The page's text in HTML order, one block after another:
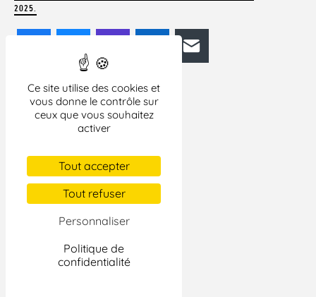
Ce site utilise des cookies et
vous donne le contrôle sur
ceux que vous souhaitez
activer
Tout accepter
Tout refuser
Personnaliser
Politique de
confidentialité
2025.
MastodonLinkedIn